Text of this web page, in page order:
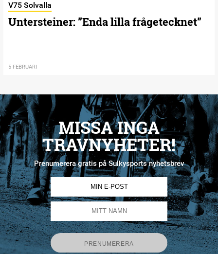
V75 Solvalla
Untersteiner: ”Enda lilla frågetecknet”
5 FEBRUARI
MISSA INGA
TRAVNYHETER!
Prenumerera gratis på Sulkysports nyhetsbrev